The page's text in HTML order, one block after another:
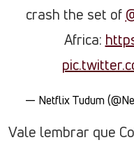
crash the set of
Africa:
— Netflix Tudum
Vale lembrar que